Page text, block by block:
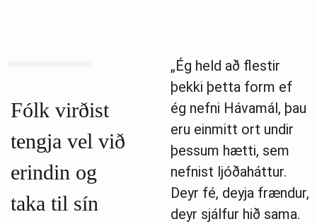
Fólk virðist
tengja vel við
erindin og
taka til sín
„Ég held að flestir
þekki þetta form ef
ég nefni Hávamál, þau
eru einmitt ort undir
þessum hætti, sem
nefnist ljóðaháttur.
Deyr fé, deyja frændur,
deyr sjálfur hið sama.